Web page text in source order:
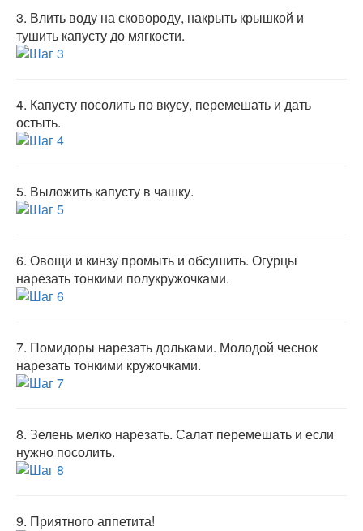
3. Влить воду на сковороду, накрыть крышкой и
тушить капусту до мягкости.
4. Капусту посолить по вкусу, перемешать и дать
остыть.
5. Выложить капусту в чашку.
6. Овощи и кинзу промыть и обсушить. Огурцы
нарезать тонкими полукружочками.
7. Помидоры нарезать дольками. Молодой чеснок
нарезать тонкими кружочками.
8. Зелень мелко нарезать. Салат перемешать и если
нужно посолить.
9. Приятного аппетита!